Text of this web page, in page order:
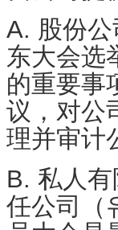
A. 股份
东大会选
的重要事
议，对公
理并审计
B. 私人
任公司（